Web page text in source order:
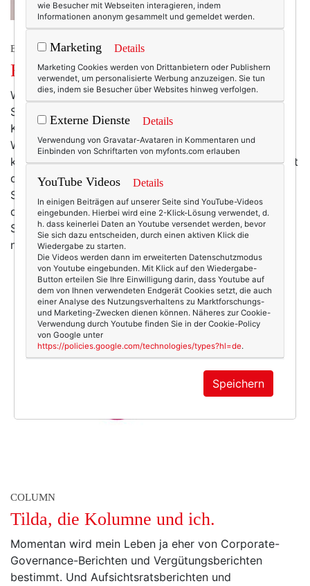
BEAUTY & FASHION
Friday’s Fav: Sommerschminke!
Wir schreiben Mai 2014. Draußen toben sich die Kalte
Sophie und Konsorten aus, drinnen brennt der offene
Kamin, heißer Tee wird in Eimern serviert und
Wollsocken feiern ihr fröhliches Comeback. Aber hey,
kein Selbstmitleid! Denn nächste Woche ist Schluss mit
dem kollektiven Frösteln. Nächste Woche wird's
Sommer! (Behaupten das Radio und mein iPhone. Und
die lügen ja bekanntlich nie.) Sommer! Ja genau, diese
Sache mit dem strahlenden ... wie hieß dieses Dings
noch mal? ... am Himmel…
COLUMN
Tilda, die Kolumne und ich.
Momentan wird mein Leben ja eher von Corporate-
Governance-Berichten und Vergütungsberichten
bestimmt. Und Aufsichtsratsberichten und
wie Besucher mit Webseiten interagieren, indem
Informationen anonym gesammelt und gemeldet werden.
Marketing Details
Marketing Cookies werden von Drittanbietern oder Publishern
verwendet, um personalisierte Werbung anzuzeigen. Sie tun
dies, indem sie Besucher über Websites hinweg verfolgen.
Externe Dienste Details
Verwendung von Gravatar-Avataren in Kommentaren und
Einbinden von Schriftarten von myfonts.com erlauben
YouTube Videos Details
In einigen Beiträgen auf unserer Seite sind YouTube-Videos
eingebunden. Hierbei wird eine 2-Klick-Lösung verwendet, d.
h. dass keinerlei Daten an Youtube versendet werden, bevor
Sie sich dazu entscheiden, durch einen aktiven Klick die
Wiedergabe zu starten.
Die Videos werden dann im erweiterten Datenschutzmodus
von Youtube eingebunden. Mit Klick auf den Wiedergabe-
Button erteilen Sie Ihre Einwilligung darin, dass Youtube auf
dem von Ihnen verwendeten Endgerät Cookies setzt, die auch
einer Analyse des Nutzungsverhaltens zu Marktforschungs-
und Marketing-Zwecken dienen können. Näheres zur Cookie-
Verwendung durch Youtube finden Sie in der Cookie-Policy
von Google unter
https://policies.google.com/technologies/types?hl=de.
Speichern